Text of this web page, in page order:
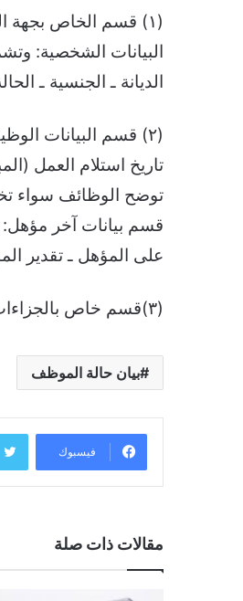
(١) قسم الخاص بجهة
البيانات الشخصية:
الديانة ـ الجنسية ـ
(٢) قسم البيانات
تاريخ استلام العمل
توضح الوظائف سواء
قسم بيانات آخر
على المؤهل ـ تقدير
(٣)قسم خاص بالجزاءات:- وتشمل كافة الجزاءات التي وقعت سابقاً على الموظف
بيان حالة الموظف
فيسبوك
مقالات ذات صلة